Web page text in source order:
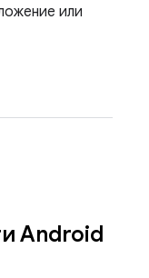
или
Android